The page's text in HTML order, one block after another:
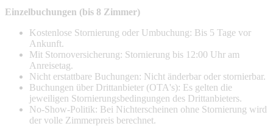
Einzelbuchungen (bis 8 Zimmer)
Kostenlose Stornierung oder Umbuchung: Bis 5 Tage vor
Ankunft.
Mit Stornoversicherung: Stornierung bis 12:00 Uhr am
Anreisetag.
Nicht erstattbare Buchungen: Nicht änderbar oder stornierbar.
Buchungen über Drittanbieter (OTA's): Es gelten die
jeweiligen Stornierungsbedingungen des Drittanbieters.
No-Show-Politik: Bei Nichterscheinen ohne Stornierung wird
der volle Zimmerpreis berechnet.